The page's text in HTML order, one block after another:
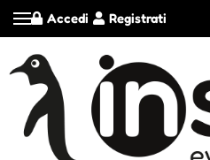
Registrati
Accedi